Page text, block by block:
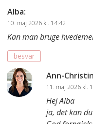
Alba:
10. maj 2026 kl. 14:42
Kan man bruge
besvar
Ann-
11. maj 2026 kl.
Hej Alba
ja, det kan